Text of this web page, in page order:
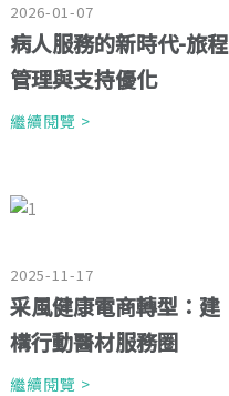
2026-01-07
病人服務的新時代-旅程
管理與支持優化
繼續閱覽 >
2025-11-17
采風健康電商轉型：建
構行動醫材服務圈
繼續閱覽 >